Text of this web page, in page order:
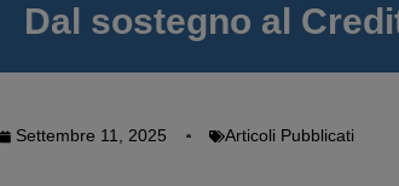
Dal sostegno al
Settembre 11, 2025 Articoli Pubblicati